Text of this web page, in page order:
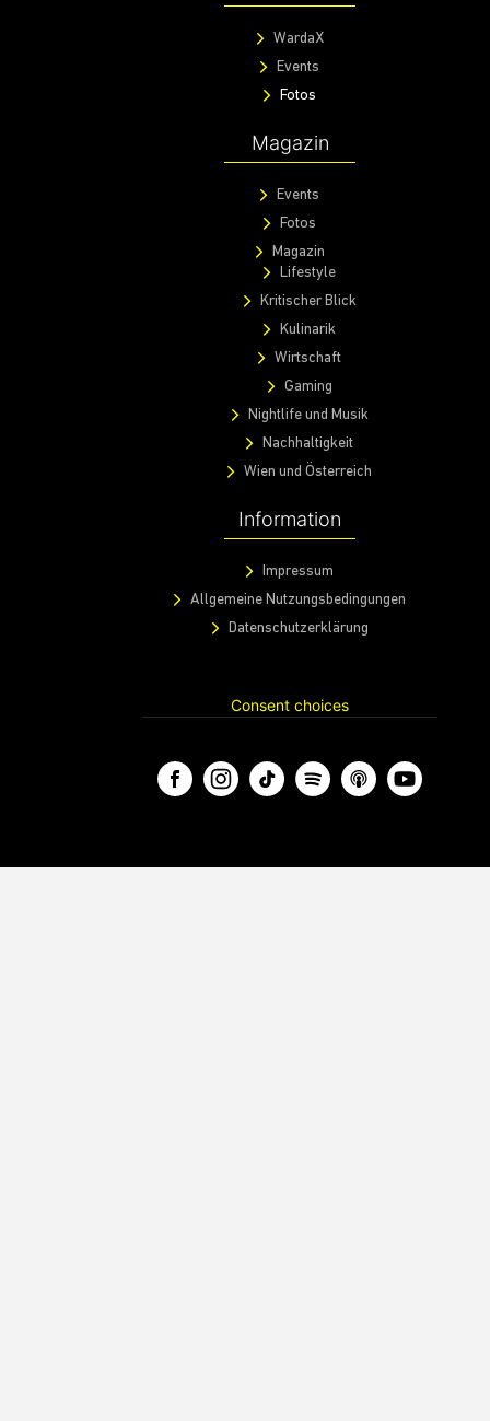
WardaX
Events
Fotos
Magazin
Events
Fotos
Magazin
Lifestyle
Kritischer Blick
Kulinarik
Wirtschaft
Gaming
Nightlife und Musik
Nachhaltigkeit
Wien und Österreich
Information
Impressum
Allgemeine Nutzungsbedingungen
Datenschutzerklärung
Consent choices